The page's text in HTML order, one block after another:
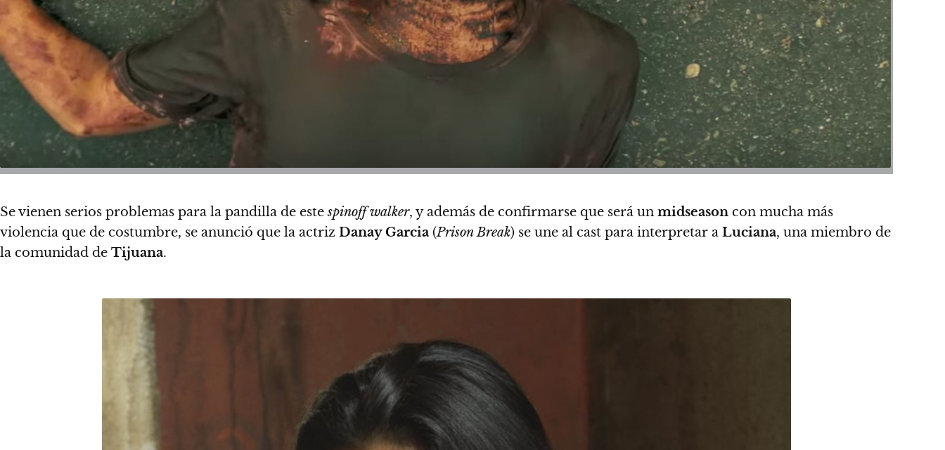
Se vienen serios problemas para la pandilla de estespinoff walker, y además de confirmarse que será un midseason con mucha más
violencia que de costumbre, se anunció que la actriz Danay Garcia (Prison Break) se une al cast para interpretar a Luciana, una miembro de
la comunidad de Tijuana.